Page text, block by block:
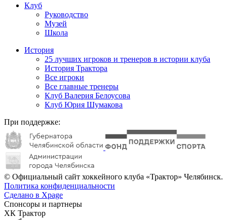
Клуб
Руководство
Музей
Школа
История
25 лучших игроков и тренеров в истории клуба
История Трактора
Все игроки
Все главные тренеры
Клуб Валерия Белоусова
Клуб Юрия Шумакова
При поддержке:
© Официальный сайт хоккейного клуба «Трактор» Челябинск.
Политика конфиденциальности
Сделано в Xpage
Спонсоры и партнеры
ХК Трактор